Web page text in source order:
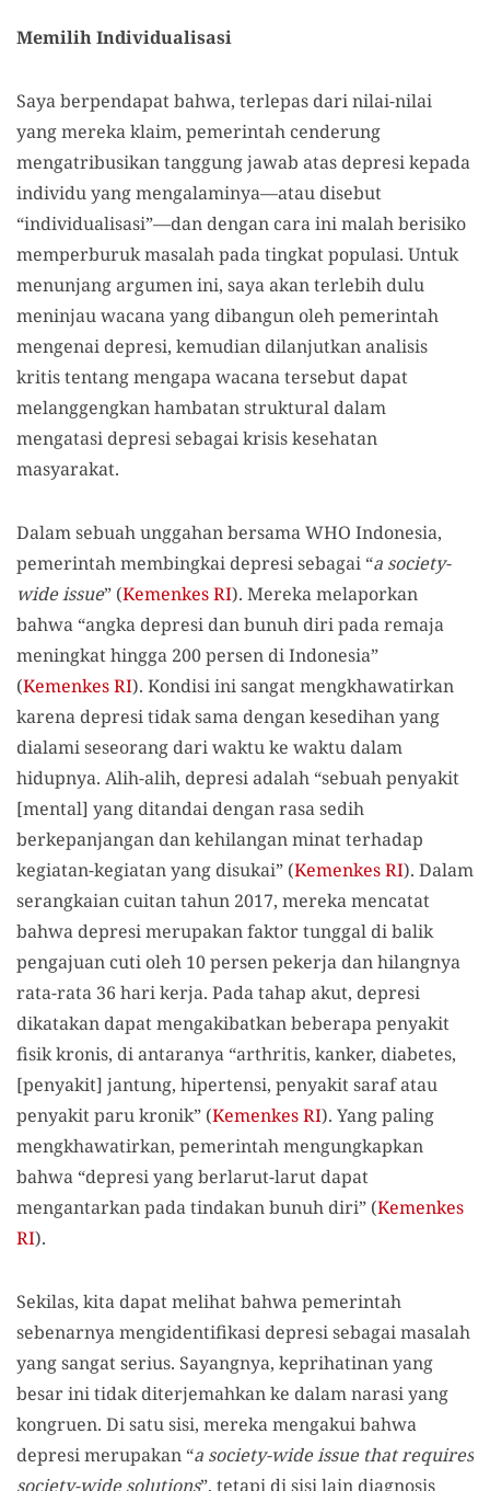
Memilih Individualisasi
Saya berpendapat bahwa, terlepas dari nilai-nilai
yang mereka klaim, pemerintah cenderung
mengatribusikan tanggung jawab atas depresi kepada
individu yang mengalaminya—atau disebut
“individualisasi”—dan dengan cara ini malah berisiko
memperburuk masalah pada tingkat populasi. Untuk
menunjang argumen ini, saya akan terlebih dulu
meninjau wacana yang dibangun oleh pemerintah
mengenai depresi, kemudian dilanjutkan analisis
kritis tentang mengapa wacana tersebut dapat
melanggengkan hambatan struktural dalam
mengatasi depresi sebagai krisis kesehatan
masyarakat.
Dalam sebuah unggahan bersama WHO Indonesia,
pemerintah membingkai depresi sebagai “a society-
wide issue” (Kemenkes RI). Mereka melaporkan
bahwa “angka depresi dan bunuh diri pada remaja
meningkat hingga 200 persen di Indonesia”
(Kemenkes RI). Kondisi ini sangat mengkhawatirkan
karena depresi tidak sama dengan kesedihan yang
dialami seseorang dari waktu ke waktu dalam
hidupnya. Alih-alih, depresi adalah “sebuah penyakit
[mental] yang ditandai dengan rasa sedih
berkepanjangan dan kehilangan minat terhadap
kegiatan-kegiatan yang disukai” (Kemenkes RI). Dalam
serangkaian cuitan tahun 2017, mereka mencatat
bahwa depresi merupakan faktor tunggal di balik
pengajuan cuti oleh 10 persen pekerja dan hilangnya
rata-rata 36 hari kerja. Pada tahap akut, depresi
dikatakan dapat mengakibatkan beberapa penyakit
fisik kronis, di antaranya “arthritis, kanker, diabetes,
[penyakit] jantung, hipertensi, penyakit saraf atau
penyakit paru kronik” (Kemenkes RI). Yang paling
mengkhawatirkan, pemerintah mengungkapkan
bahwa “depresi yang berlarut-larut dapat
mengantarkan pada tindakan bunuh diri” (Kemenkes
RI).
Sekilas, kita dapat melihat bahwa pemerintah
sebenarnya mengidentifikasi depresi sebagai masalah
yang sangat serius. Sayangnya, keprihatinan yang
besar ini tidak diterjemahkan ke dalam narasi yang
kongruen. Di satu sisi, mereka mengakui bahwa
depresi merupakan “a society-wide issue that requires
society-wide solutions”, tetapi di sisi lain diagnosis